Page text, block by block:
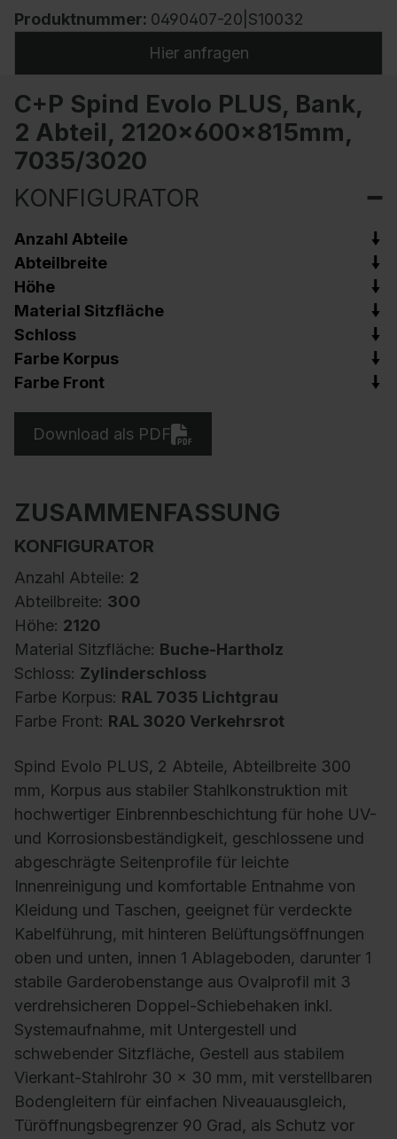
Produktnummer: 0490407-20|S10032
Hier anfragen
C+P Spind Evolo PLUS, Bank,
2 Abteil, 2120x600x815mm,
7035/3020
KONFIGURATOR
Anzahl Abteile
Abteilbreite
Höhe
Material Sitzfläche
Schloss
Farbe Korpus
Farbe Front
Download als PDF
ZUSAMMENFASSUNG
KONFIGURATOR
Anzahl Abteile: 2
Abteilbreite: 300
Höhe: 2120
Material Sitzfläche: Buche-Hartholz
Schloss: Zylinderschloss
Farbe Korpus: RAL 7035 Lichtgrau
Farbe Front: RAL 3020 Verkehrsrot
Spind Evolo PLUS, 2 Abteile, Abteilbreite 300
mm, Korpus aus stabiler Stahlkonstruktion mit
hochwertiger Einbrennbeschichtung für hohe UV-
und Korrosionsbeständigkeit, geschlossene und
abgeschrägte Seitenprofile für leichte
Innenreinigung und komfortable Entnahme von
Kleidung und Taschen, geeignet für verdeckte
Kabelführung, mit hinteren Belüftungsöffnungen
oben und unten, innen 1 Ablageboden, darunter 1
stabile Garderobenstange aus Ovalprofil mit 3
verdrehsicheren Doppel-Schiebehaken inkl.
Systemaufnahme, mit Untergestell und
schwebender Sitzfläche, Gestell aus stabilem
Vierkant-Stahlrohr 30 x 30 mm, mit verstellbaren
Bodengleitern für einfachen Niveauausgleich,
Türöffnungsbegrenzer 90 Grad, als Schutz vor